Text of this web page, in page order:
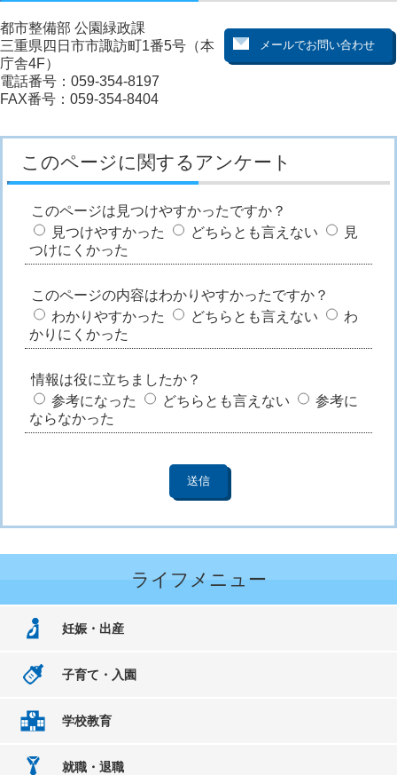
都市整備部 公園緑政課
三重県四日市市諏訪町1番5号（本
庁舎4F）
電話番号：059-354-8197
FAX番号：059-354-8404
このページに関するアンケート
このページは見つけやすかったですか？
見つけやすかった
どちらとも言えない
見
つけにくかった
このページの内容はわかりやすかったですか？
わかりやすかった
どちらとも言えない
わ
かりにくかった
情報は役に立ちましたか？
参考になった
どちらとも言えない
参考に
ならなかった
ライフメニュー
妊娠・出産
子育て・入園
学校教育
就職・退職